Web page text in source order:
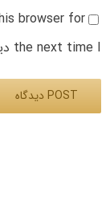
browser for
the next time I دیدگاه.